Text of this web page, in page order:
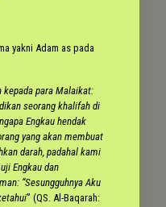
yakni Adam as pada
kepada para Malaikat:
seorang khalifah di
Engkau hendak
yang akan membuat
darah, padahal kami
Engkau dan
“Sesungguhnya Aku
” (QS. Al-Baqarah: